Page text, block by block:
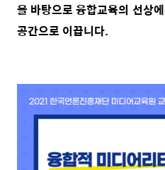
을 바탕으로 융합교육의 선상
공간으로 이끕니다.